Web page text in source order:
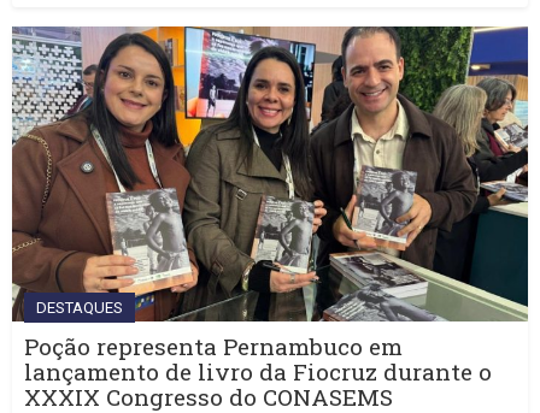
DESTAQUES
Poção representa Pernambuco em
lançamento de livro da Fiocruz durante o
XXXIX Congresso do CONASEMS